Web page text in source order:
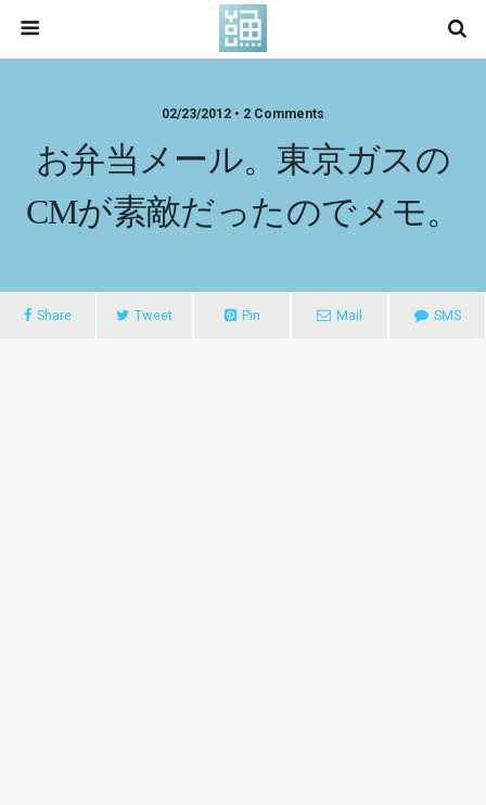
02/23/2012 • 2 Comments
お弁当メール。東京ガスの
CMが素敵だったのでメモ。
Share Tweet Pin Mail SMS